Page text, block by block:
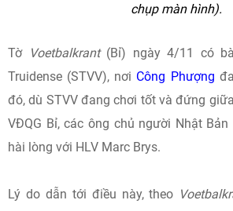
chụp màn hình).
Tờ Voetbalkrant(Bỉ) ngày 4/11 có
Truidense (STVV), nơi Công Phượng
đó, dù STVV đang chơi tốt và đứng
VĐQG Bỉ, các ông chủ người Nhật Bản
hài lòng với HLV Marc Brys.
Lý do dẫn tới điều này, theo